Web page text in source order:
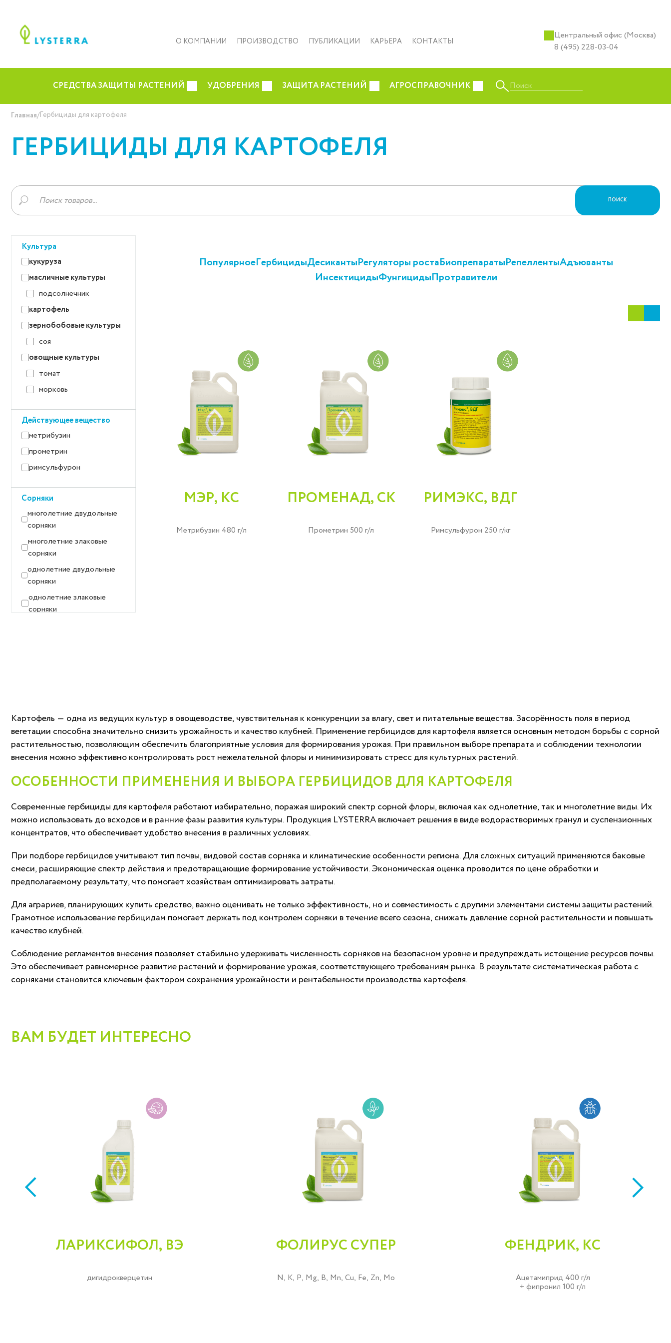
О КОМПАНИИ ПРОИЗВОДСТВО ПУБЛИКАЦИИ КАРЬЕРА КОНТАКТЫ
Центральный офис (Москва)
8 (495) 228-03-04
СРЕДСТВА ЗАЩИТЫ РАСТЕНИЙ УДОБРЕНИЯ ЗАЩИТА РАСТЕНИЙ АГРОСПРАВОЧНИК Поиск
Главная/Гербициды для картофеля
ГЕРБИЦИДЫ ДЛЯ КАРТОФЕЛЯ
Поиск
товаров
ПОИСК
Культура
кукуруза
масличные культуры
подсолнечник
картофель
зернобобовые культуры
соя
овощные культуры
томат
морковь
Действующее вещество
метрибузин
прометрин
римсульфурон
Сорняки
многолетние двудольные
сорняки
многолетние злаковые
сорняки
однолетние двудольные
сорняки
однолетние злаковые
сорняки
ПопулярноеГербицидыДесикантыРегуляторы ростаБиопрепаратыРепеллентыАдъюванты
ИнсектицидыФунгицидыПротравители
МЭР, КС
Метрибузин 480 г/л
ПРОМЕНАД, СК
Прометрин 500 г/л
РИМЭКС, ВДГ
Римсульфурон 250 г/кг
Картофель — одна из ведущих культур в овощеводстве, чувствительная к конкуренции за влагу, свет и питательные вещества. Засорённость поля в период
вегетации способна значительно снизить урожайность и качество клубней. Применение гербицидов для картофеля является основным методом борьбы с сорной
растительностью, позволяющим обеспечить благоприятные условия для формирования урожая. При правильном выборе препарата и соблюдении технологии
внесения можно эффективно контролировать рост нежелательной флоры и минимизировать стресс для культурных растений.
ОСОБЕННОСТИ ПРИМЕНЕНИЯ И ВЫБОРА ГЕРБИЦИДОВ ДЛЯ КАРТОФЕЛЯ
Современные гербициды для картофеля работают избирательно, поражая широкий спектр сорной флоры, включая как однолетние, так и многолетние виды. Их
можно использовать до всходов и в ранние фазы развития культуры. Продукция LYSTERRA включает решения в виде водорастворимых гранул и суспензионных
концентратов, что обеспечивает удобство внесения в различных условиях.
При подборе гербицидов учитывают тип почвы, видовой состав сорняка и климатические особенности региона. Для сложных ситуаций применяются баковые
смеси, расширяющие спектр действия и предотвращающие формирование устойчивости. Экономическая оценка проводится по цене обработки и
предполагаемому результату, что помогает хозяйствам оптимизировать затраты.
Для аграриев, планирующих купить средство, важно оценивать не только эффективность, но и совместимость с другими элементами системы защиты растений.
Грамотное использование гербицидам помогает держать под контролем сорняки в течение всего сезона, снижать давление сорной растительности и повышать
качество клубней.
Соблюдение регламентов внесения позволяет стабильно удерживать численность сорняков на безопасном уровне и предупреждать истощение ресурсов почвы.
Это обеспечивает равномерное развитие растений и формирование урожая, соответствующего требованиям рынка. В результате систематическая работа с
сорняками становится ключевым фактором сохранения урожайности и рентабельности производства картофеля.
ВАМ БУДЕТ ИНТЕРЕСНО
ЛАРИКСИФОЛ, ВЭ
дигидрокверцетин
ФОЛИРУС СУПЕР
N, K, P, Mg, B, Mn, Cu, Fe, Zn, Mo
ФЕНДРИК, КС
Ацетамиприд 400 г/л
+ фипронил 100 г/л